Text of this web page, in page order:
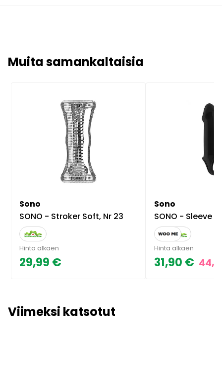
Muita samankaltaisia
Sono
SONO - Stroker Soft, Nr 23
Hinta alkaen
29,99 €
Sono
SONO - Sleeve with
Hinta alkaen
31,90 €
Viimeksi katsotut